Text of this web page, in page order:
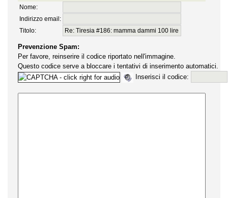
Nome:
Indirizzo email:
Titolo:
Prevenzione Spam:
Per favore, reinserire il codice riportato nell'immagine.
Questo codice serve a bloccare i tentativi di inserimento automatici.
Inserisci il codice: